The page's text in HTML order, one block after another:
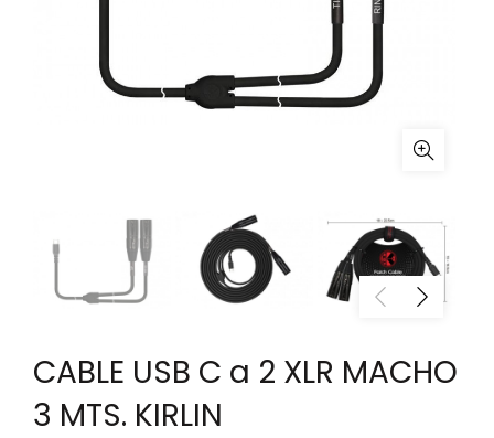
CABLE USB C a 2 XLR MACHO
3 MTS. KIRLIN